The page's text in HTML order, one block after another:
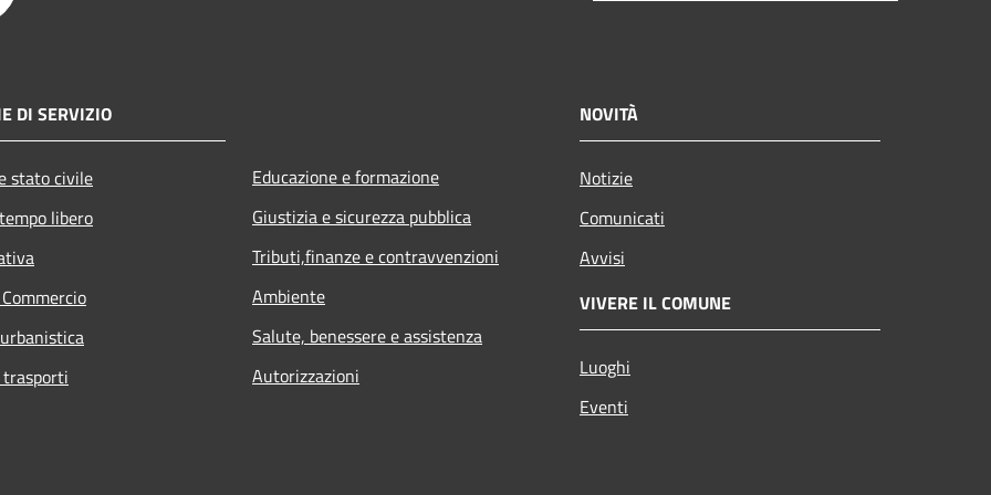
DI SERVIZIO
stato civile
libero
Educazione e formazione
Giustizia e sicurezza pubblica
Tributi,finanze e contravvenzioni
Ambiente
Salute, benessere e assistenza
Autorizzazioni
NOVITÀ
Notizie
Comunicati
Avvisi
VIVERE IL COMUNE
Luoghi
Eventi